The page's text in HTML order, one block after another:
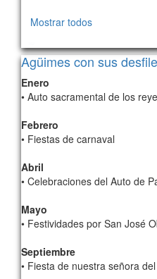
Mostrar todos
Agüimes con sus
Enero
• Auto sacramental de los
Febrero
• Fiestas de carnaval
Abril
• Celebraciones del Auto de
Mayo
• Festividades por San José
Septiembre
• Fiesta de nuestra señora